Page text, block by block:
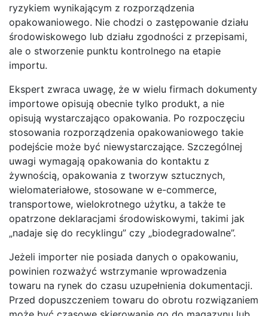
ryzykiem wynikającym z rozporządzenia
opakowaniowego. Nie chodzi o zastępowanie działu
środowiskowego lub działu zgodności z przepisami,
ale o stworzenie punktu kontrolnego na etapie
importu.
Ekspert zwraca uwagę, że w wielu firmach dokumenty
importowe opisują obecnie tylko produkt, a nie
opisują wystarczająco opakowania. Po rozpoczęciu
stosowania rozporządzenia opakowaniowego takie
podejście może być niewystarczające. Szczególnej
uwagi wymagają opakowania do kontaktu z
żywnością, opakowania z tworzyw sztucznych,
wielomateriałowe, stosowane w e-commerce,
transportowe, wielokrotnego użytku, a także te
opatrzone deklaracjami środowiskowymi, takimi jak
„nadaje się do recyklingu” czy „biodegradowalne”.
Jeżeli importer nie posiada danych o opakowaniu,
powinien rozważyć wstrzymanie wprowadzenia
towaru na rynek do czasu uzupełnienia dokumentacji.
Przed dopuszczeniem towaru do obrotu rozwiązaniem